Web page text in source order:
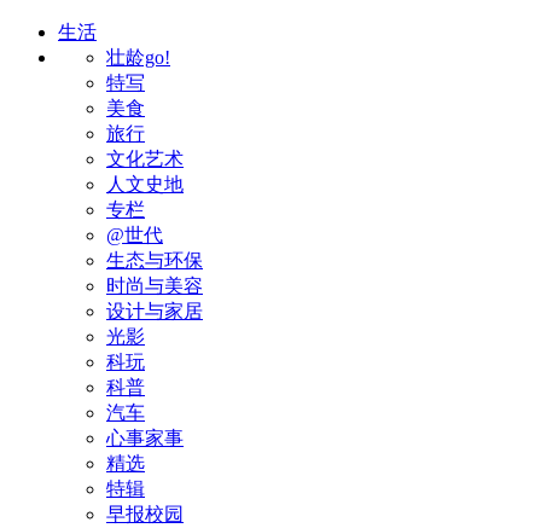
生活
壮龄go!
特写
美食
旅行
文化艺术
人文史地
专栏
@世代
生态与环保
时尚与美容
设计与家居
光影
科玩
科普
汽车
心事家事
精选
特辑
早报校园